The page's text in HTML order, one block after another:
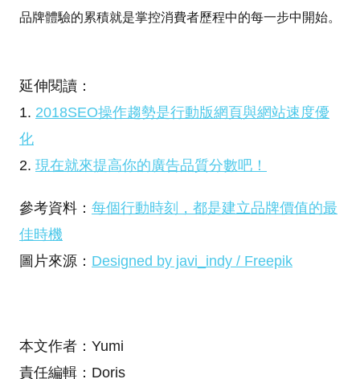
品牌體驗的累積就是掌控消費者歷程中的每一步中開始。
延伸閱讀：
1. 2018SEO操作趨勢是行動版網頁與網站速度優
化
2. 現在就來提高你的廣告品質分數吧！
參考資料： 每個行動時刻，都是建立品牌價值的最
佳時機
圖片來源： Designed by javi_indy / Freepik
本文作者：Yumi
責任編輯：Doris